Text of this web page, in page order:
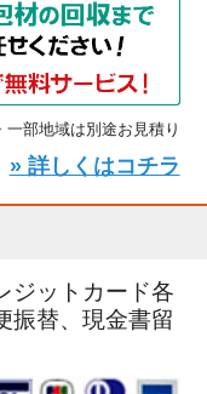
部地域は別途お見積り
» 詳しくはコチラ
ジットカード各
振替、現金書留